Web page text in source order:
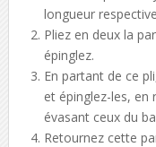
longueur
Pliez en deux la
épinglez.
En partant de ce
et épinglez-les, en
évasant ceux du
Retournez cette